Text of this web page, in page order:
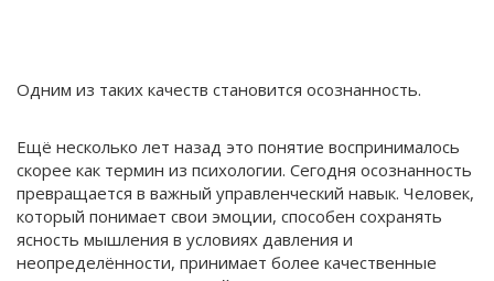
Одним из таких качеств становится осознанность.
Ещё несколько лет назад это понятие воспринималось
скорее как термин из психологии. Сегодня осознанность
превращается в важный управленческий навык. Человек,
который понимает свои эмоции, способен сохранять
ясность мышления в условиях давления и
неопределённости, принимает более качественные